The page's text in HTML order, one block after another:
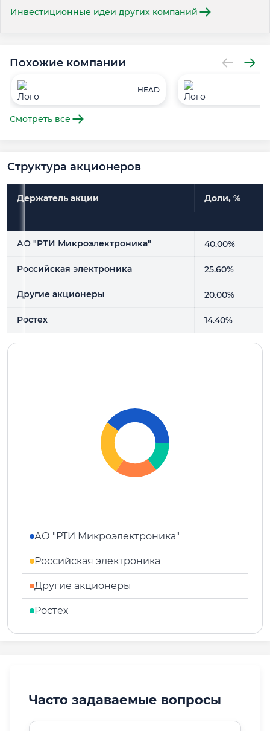
Инвестиционные идеи других компаний
Похожие компании
HEAD
Смотреть все
Структура акционеров
Держатель акции Доли, %
АО "РТИ Микроэлектроника"
40.00%
Российская электроника 25.60%
Другие акционеры 20.00%
Ростех 14.40%
АО "РТИ Микроэлектроника"
Российская электроника
Другие акционеры
Ростех
Часто задаваемые вопросы